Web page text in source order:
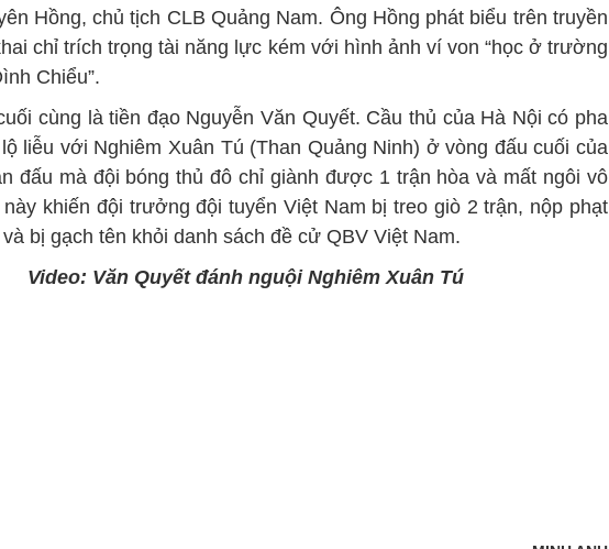
Hồng, chủ tịch CLB Quảng Nam. Ông Hồng phát biểu trên truyền
chỉ trích trọng tài năng lực kém với hình ảnh ví von “học ở trường
Chiểu”.
cùng là tiền đạo Nguyễn Văn Quyết. Cầu thủ của Hà Nội có pha
liễu với Nghiêm Xuân Tú (Than Quảng Ninh) ở vòng đấu cuối của
đấu mà đội bóng thủ đô chỉ giành được 1 trận hòa và mất ngôi vô
khiến đội trưởng đội tuyển Việt Nam bị treo giò 2 trận, nộp phạt
bị gạch tên khỏi danh sách đề cử QBV Việt Nam.
Video: Văn Quyết đánh nguội Nghiêm Xuân Tú